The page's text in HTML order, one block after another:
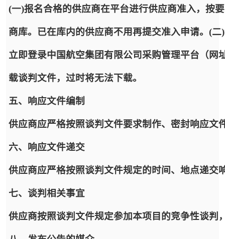
(一)报名合格的供应商在平台进行供应商准入，按
商库。已在库内的供应商不用再提交准入申请。(
立即登录中国航空集团有限公司采购管理平台（
载谈判文件，过时将无法下载。
五、响应文件编制
供应商应严格按照谈判文件要求制作、密封响应文
六、响应文件递交
供应商应严格按照谈判文件规定的时间、地点递交
七、谈判相关事宜
供应商按照谈判文件规定参加本项目的竞争性谈判